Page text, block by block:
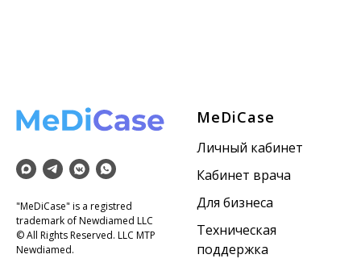
"MeDiCase" is a registred
trademark of Newdiamed LLC
© All Rights Reserved. LLC MTP
Newdiamed.
MeDiCase
Личный кабинет
Кабинет врача
Для бизнеса
Техническая
поддержка